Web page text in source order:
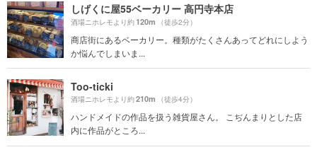
しげくに屋55ベーカリー 高円寺本店
酒場ニホレモより約120m （徒歩2分）
商店街にあるベーカリー。種類がたくさんあってどれにしよう
か悩んでしまいま...
Too-ticki
酒場ニホレモより約210m （徒歩4分）
ハンドメイドの作品を扱う雑貨屋さん。 こぢんまりとした店
内に作品がところ...